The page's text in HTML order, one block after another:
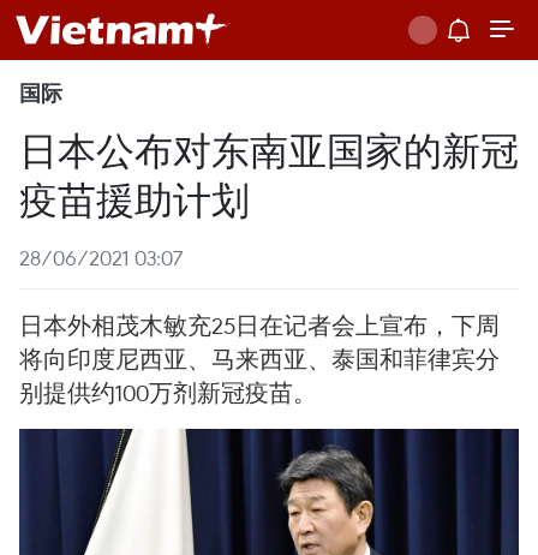
国际
日本公布对东南亚国家的新冠
疫苗援助计划
28/06/2021 03:07
日本外相茂木敏充25日在记者会上宣布，下周
将向印度尼西亚、马来西亚、泰国和菲律宾分
别提供约100万剂新冠疫苗。